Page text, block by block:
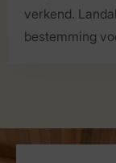
verkend.
bestemming